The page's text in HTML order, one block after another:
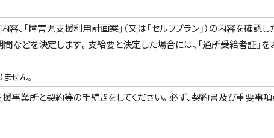
、「障害児支援利用計画案」（又は「セルフプラン」）の内容を確認し
などを決定します。支給要と決定した場合には、「通所受給者証」を
せん。
援事業所と契約等の手続きをしてください。必ず、契約書及び重要事